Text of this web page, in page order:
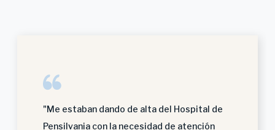
"Me estaban dando de alta del Hospital de
Pensilvania con la necesidad de atención